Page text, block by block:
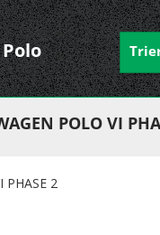
POLO VI
PHASE 2